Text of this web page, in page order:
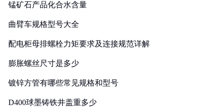
锰矿石产品化合水含量
曲臂车规格型号大全
配电柜母排螺栓力矩要求及连接规范详解
膨胀螺丝尺寸是多少
镀锌方管有哪些常见规格和型号
D400球墨铸铁井盖重多少